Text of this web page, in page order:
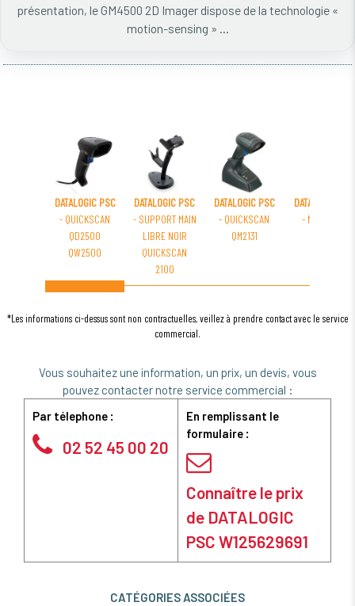
présentation, le GM4500 2D Imager dispose de la technologie «
motion-sensing » ...
DATALOGIC PSC
- QUICKSCAN
QD2500
QW2500
DATALOGIC PSC
- SUPPORT MAIN
LIBRE NOIR
QUICKSCAN
2100
DATALOGIC PSC
- QUICKSCAN
QM2131
DATALOGIC PSC
- MEMOR X3
*Les informations ci-dessus sont non contractuelles, veillez à prendre contact avec le service
commercial.
Vous souhaitez une information, un prix, un devis, vous
pouvez contacter notre service commercial :
Par télephone :
02 52 45 00 20
En remplissant le
formulaire :
Connaître le prix
de DATALOGIC
PSC W125629691
CATÉGORIES ASSOCIÉES